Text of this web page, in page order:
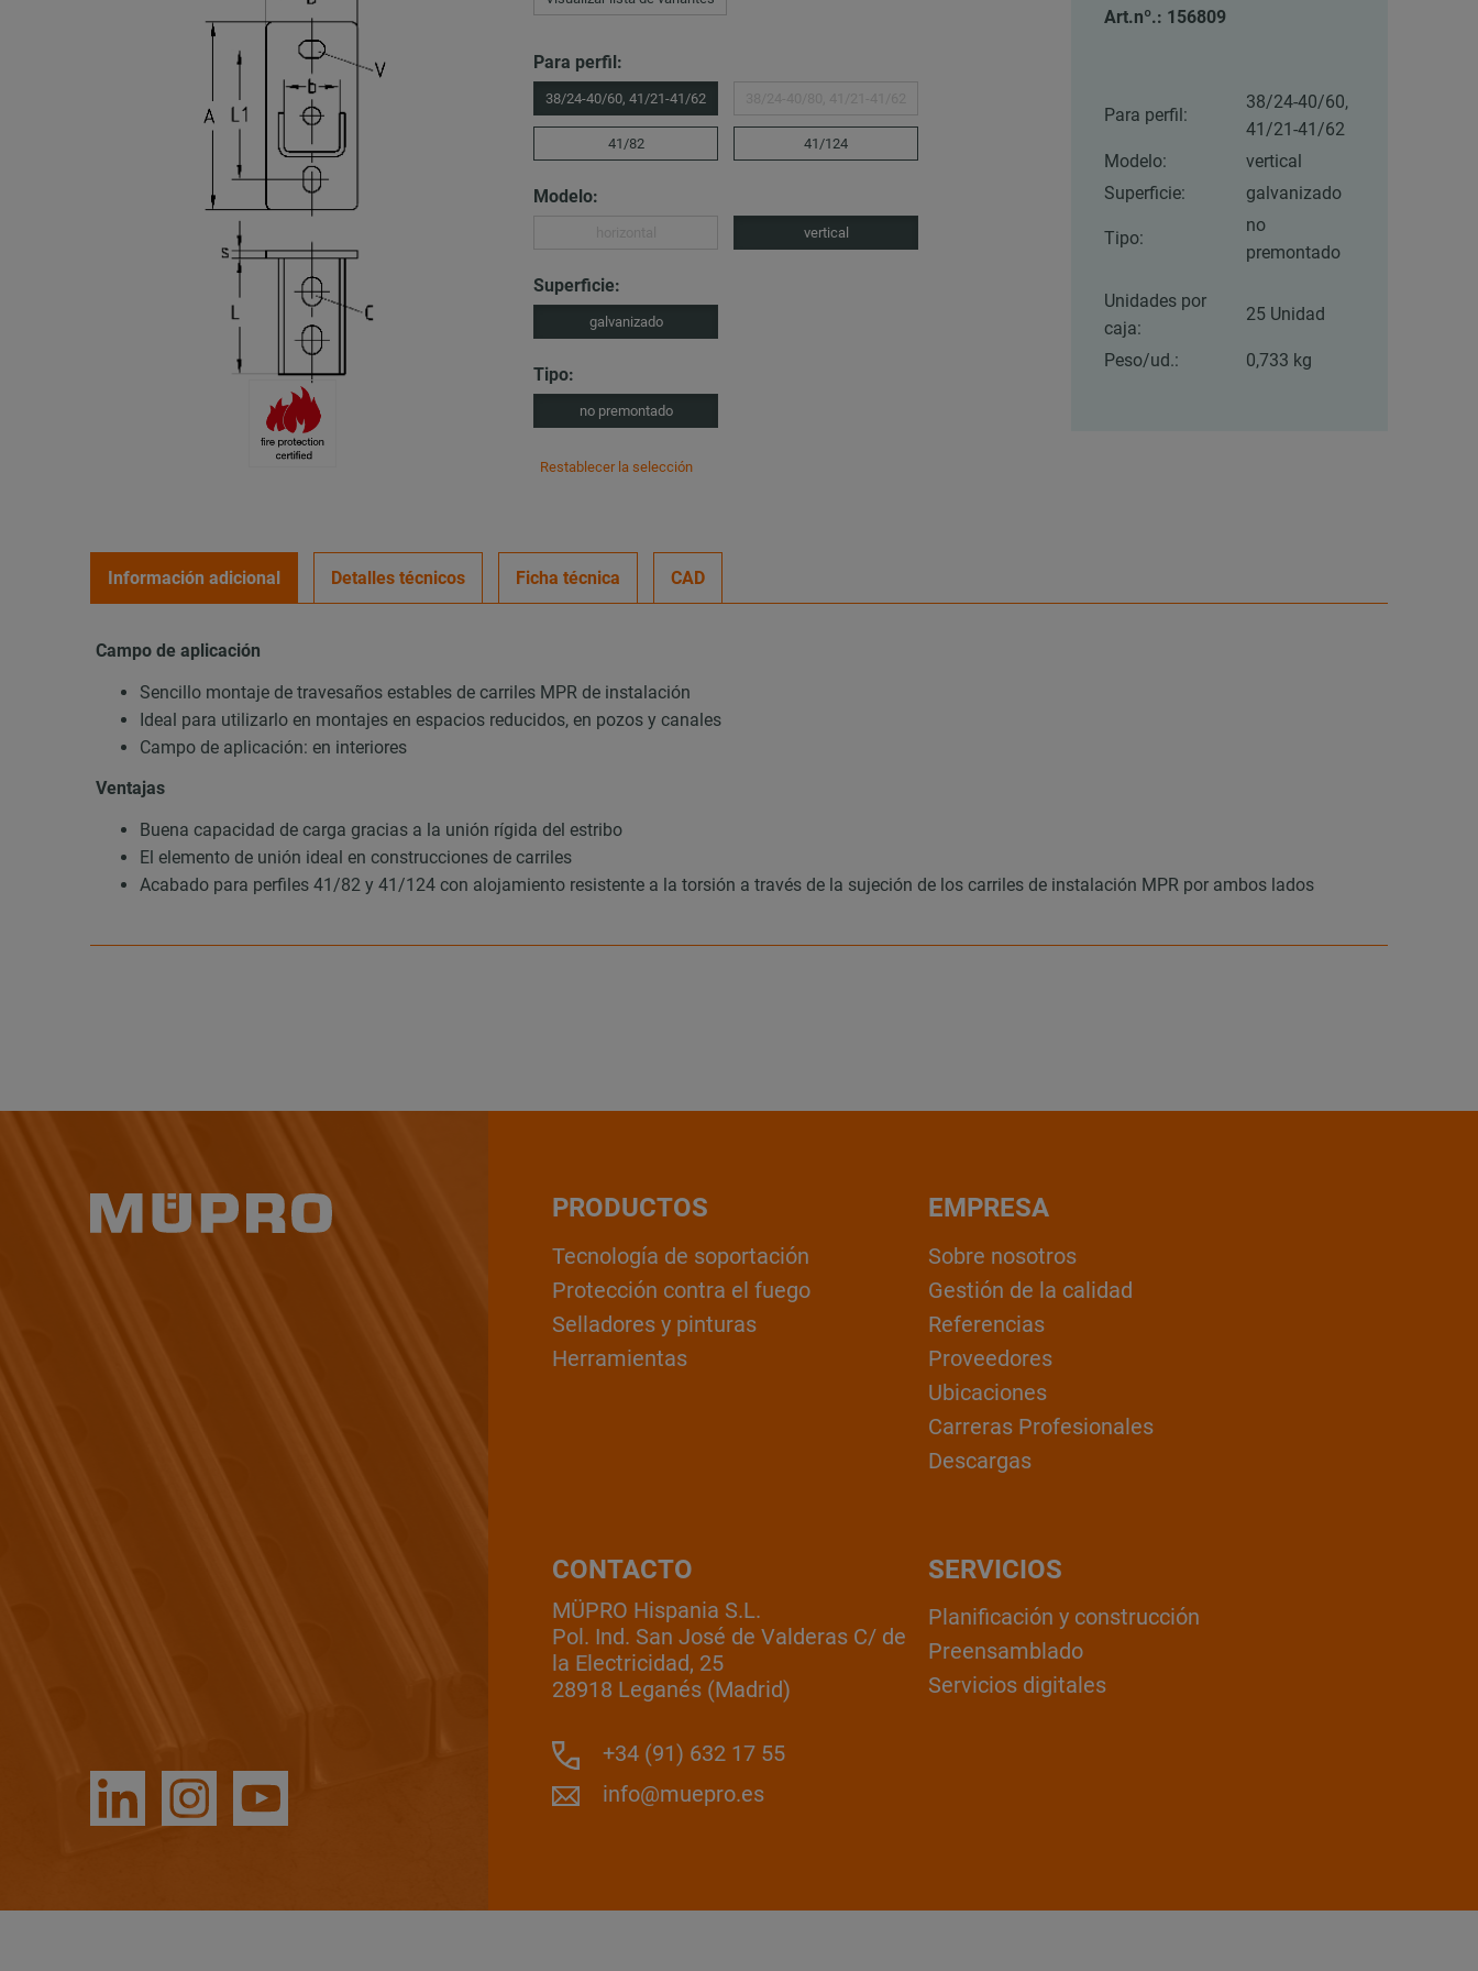
Para perfil:
38/24-40/60, 41/21-41/62
41/82 41/124
Modelo:
vertical
Superficie:
galvanizado
Tipo:
no premontado
Restablecer la selección
Art.nº.: 156809
Para perfil:
38/24-40/60,
41/21-41/62
Modelo:
vertical
Superficie:
galvanizado
Tipo:
no
premontado
Unidades por
caja:
25 Unidad
Peso/ud.: 0,733 kg
Información adicional Detalles técnicos Ficha técnica CAD
Campo de aplicación
Sencillo montaje de travesaños estables de carriles MPR de instalación
Ideal para utilizarlo en montajes en espacios reducidos, en pozos y canales
Campo de aplicación: en interiores
Ventajas
Buena capacidad de carga gracias a la unión rígida del estribo
El elemento de unión ideal en construcciones de carriles
Acabado para perfiles 41/82 y 41/124 con alojamiento resistente a la torsión a través de la sujeción de los carriles de instalación MPR por ambos lados
PRODUCTOS
Tecnología de soportación
Protección contra el fuego
Selladores y pinturas
Herramientas
EMPRESA
Sobre nosotros
Gestión de la calidad
Referencias
Proveedores
Ubicaciones
Carreras Profesionales
Descargas
CONTACTO
MÜPRO Hispania S.L.
Pol. Ind. San José de Valderas C/ de
la Electricidad, 25
28918 Leganés (Madrid)
+34 (91) 632 17 55
info@muepro.es
SERVICIOS
Planificación y construcción
Preensamblado
Servicios digitales